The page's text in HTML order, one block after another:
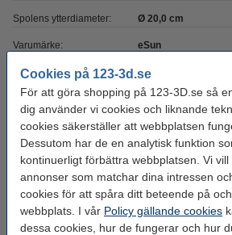
Cookies på 123-3d.se
För att göra shopping på 123-3D.se så
dig använder vi cookies och liknande
cookies säkerställer att webbplatsen
Dessutom har de en analytisk funktion
kontinuerligt förbättra webbplatsen. Vi vill
annonser som matchar dina intressen
cookies för att spåra ditt beteende på
webbplats. I vår Policy gällande cookies
dessa cookies, hur de fungerar och hur
Spolens ytterdiameter: Ø 20,0 cm
Varumärke: eSun
Produktkod: DFE20050
Glöm inte att beställa!
123-3D Efterbehandlingsset för
95 kr
3DLAC självhäftande spray |
95 kr